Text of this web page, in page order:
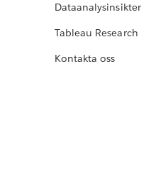
Dataanalysinsikter
Tableau Research
Kontakta oss